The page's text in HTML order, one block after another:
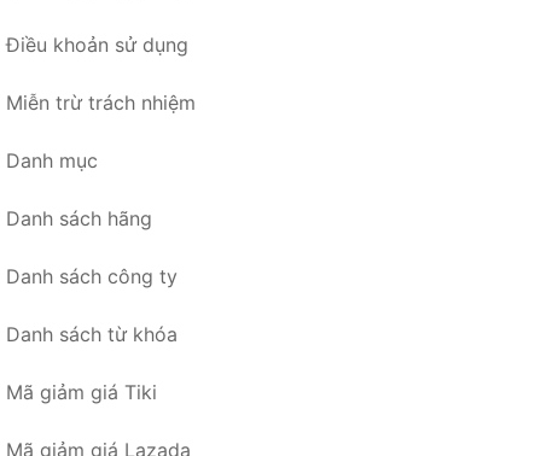
Điều khoản sử dụng
Miễn trừ trách nhiệm
Danh mục
Danh sách hãng
Danh sách công ty
Danh sách từ khóa
Mã giảm giá Tiki
Mã giảm giá Lazada